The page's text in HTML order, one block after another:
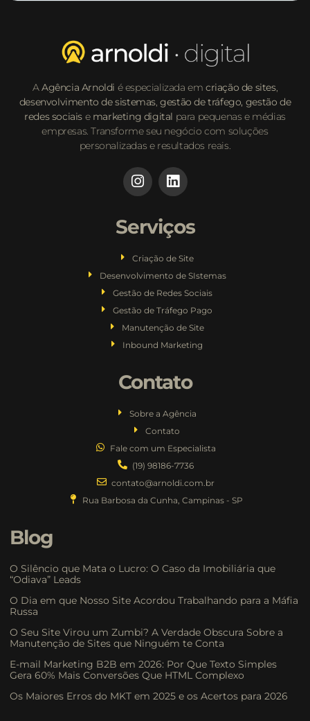
AAgência Arnoldi é especializada em criação de sites,
desenvolvimento de sistemas,gestão de tráfego, gestão de
redes sociaise marketing digital para pequenas e médias
empresas. Transforme seu negócio com soluções
personalizadas e resultados reais.
Serviços
Criação de Site
Desenvolvimento de SIstemas
Gestão de Redes Sociais
Gestão de Tráfego Pago
Manutenção de Site
Inbound Marketing
Contato
Sobre a Agência
Contato
Fale com um Especialista
(19) 98186-7736
contato@arnoldi.com.br
Rua Barbosa da Cunha, Campinas - SP
Blog
O Silêncio que Mata o Lucro: O Caso da Imobiliária que
“Odiava” Leads
O Dia em que Nosso Site Acordou Trabalhando para a Máfia
Russa
O Seu Site Virou um Zumbi? A Verdade Obscura Sobre a
Manutenção de Sites que Ninguém te Conta
E-mail Marketing B2B em 2026: Por Que Texto Simples
Gera 60% Mais Conversões Que HTML Complexo
Os Maiores Erros do MKT em 2025 e os Acertos para 2026